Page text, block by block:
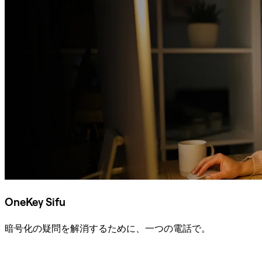
OneKey Sifu
暗号化の疑問を解消するために、一つの電話で。